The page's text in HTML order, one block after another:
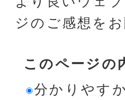
ジのご感想を
このページの
分かりやす